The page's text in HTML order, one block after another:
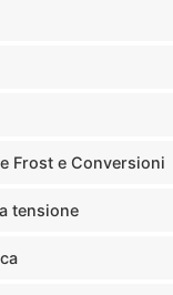
Frost e Conversioni
tensione